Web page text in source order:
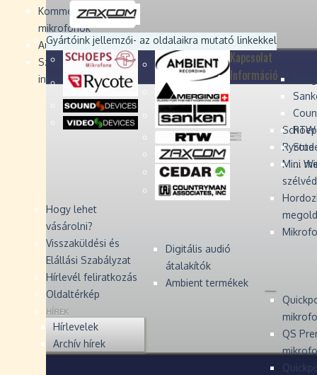
Kommentátor-
mikrofonok
Audio Monitors
Számítógépes audió
interfész
Rycote
Mini
Digitális audió
átalakítók
Ambient termékek
QS
...
Devices
Devices
Zaxcom
Zaxcom
Gyártóink jellemzői- az oldalaikra mutató linkekkel
Kapcsolat
Információ
Hogy lehet
vásárolni?
Visszaküldési és
Elállási Szabályzat
Hírlevél feliratkozás
Oldaltérkép
HÍREK
Hírlevelek
Archív hírek